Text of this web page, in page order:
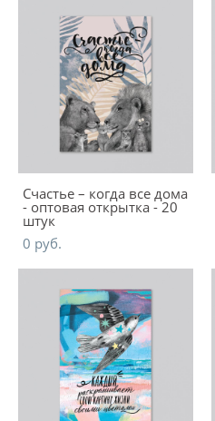
Счастье – когда все дома
- оптовая открытка - 20
штук
0 pуб.